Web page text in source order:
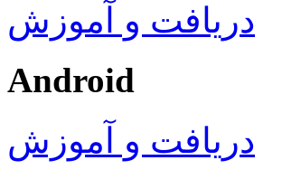
دریافت و آموزش
Android
دریافت و آموزش